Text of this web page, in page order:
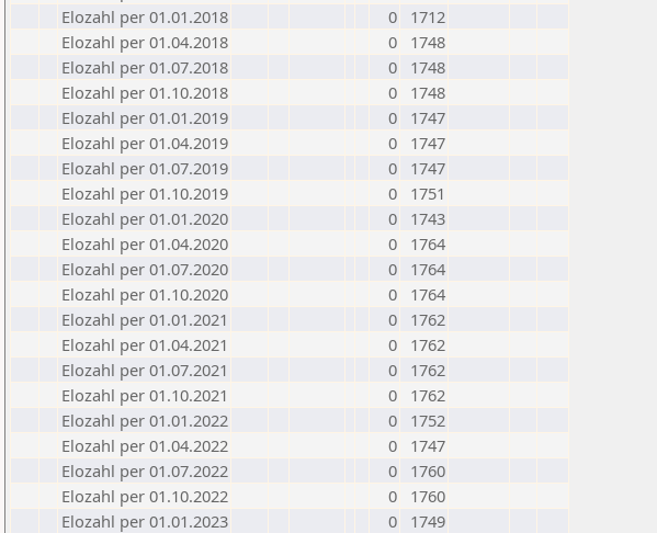
Elozahl per 01.01.2018
0
1712
Elozahl per 01.04.2018
0
1748
Elozahl per 01.07.2018
0
1748
Elozahl per 01.10.2018
0
1748
Elozahl per 01.01.2019
0
1747
Elozahl per 01.04.2019
0
1747
Elozahl per 01.07.2019
0
1747
Elozahl per 01.10.2019
0
1751
Elozahl per 01.01.2020
0
1743
Elozahl per 01.04.2020
0
1764
Elozahl per 01.07.2020
0
1764
Elozahl per 01.10.2020
0
1764
Elozahl per 01.01.2021
0
1762
Elozahl per 01.04.2021
0
1762
Elozahl per 01.07.2021
0
1762
Elozahl per 01.10.2021
0
1762
Elozahl per 01.01.2022
0
1752
Elozahl per 01.04.2022
0
1747
Elozahl per 01.07.2022
0
1760
Elozahl per 01.10.2022
0
1760
Elozahl per 01.01.2023
0
1749